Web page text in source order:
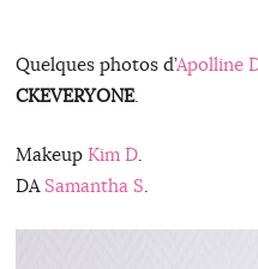
Quelques photos d’Apolline
CKEVERYONE.
Makeup Kim D.
DA Samantha S.